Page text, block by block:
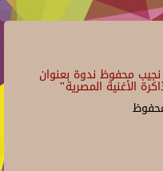
محفوظ ندوة بعنوان
الأغنية المصرية"